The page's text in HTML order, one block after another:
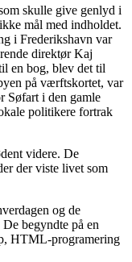
skulle give genlyd i
mål med indholdet.
i Frederikshavn var
direktør Kaj
en bog, blev det til
på værftskortet, var
Søfart i den gamle
politikere fortrak
videre. De
der viste livet som
og de
begyndte på en
HTML-programering